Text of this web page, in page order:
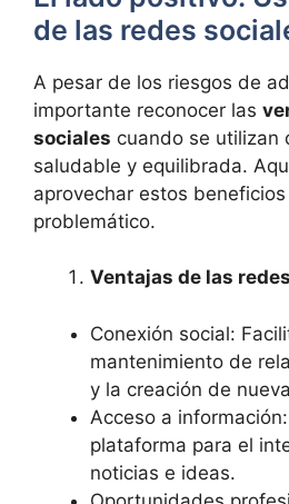
de las redes
A pesar de los riesgos de
importante reconocer las
sociales cuando se utilizan
saludable y equilibrada.
aprovechar estos
problemático.
Ventajas de las
Conexión social:
mantenimiento de
y la creación de
Acceso a
plataforma para el
noticias e ideas.